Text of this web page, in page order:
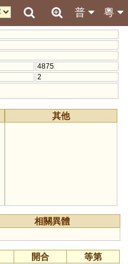
粵
普
4875
2
其他
相關異體
開合
等第